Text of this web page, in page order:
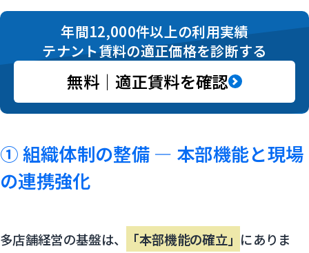
年間12,000件以上の利用実績
テナント賃料の適正価格を診断する
無料｜適正賃料を確認
① 組織体制の整備 ― 本部機能と現場
の連携強化
多店舗経営の基盤は、 「本部機能の確立」 にありま